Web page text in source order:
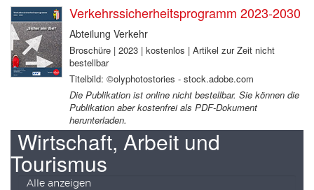
Verkehrssicherheitsprogramm 2023-2030
Abteilung Verkehr
Broschüre | 2023 | kostenlos | Artikel zur Zeit nicht
bestellbar
Titelbild: ©olyphotostories - stock.adobe.com
Die Publikation ist online nicht bestellbar. Sie können die
Publikation aber kostenfrei als PDF-Dokument
herunterladen.
Wirtschaft, Arbeit und
Tourismus
Alle anzeigen